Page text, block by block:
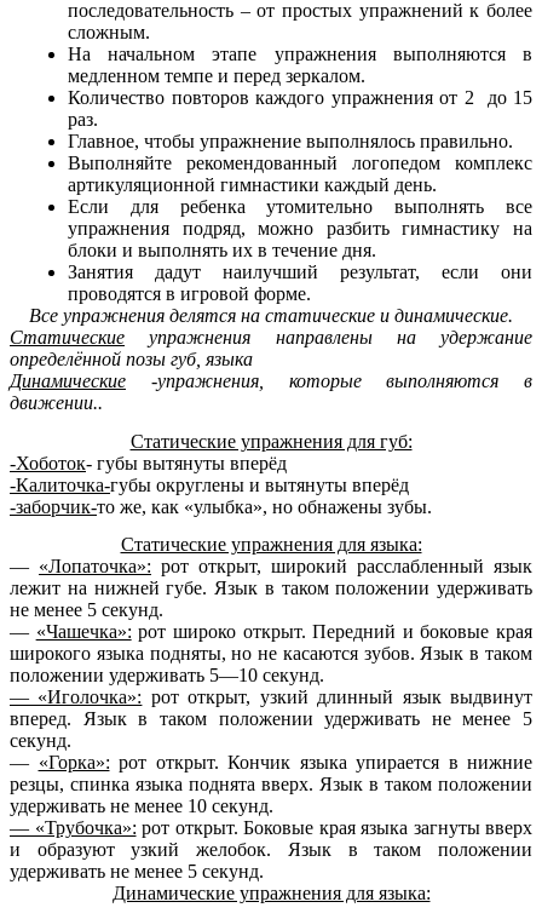
последовательность – от простых упражнений к более
сложным.
На начальном этапе упражнения выполняются в
медленном темпе и перед зеркалом.
Количество повторов каждого упражнения от 2 до 15
раз.
Главное, чтобы упражнение выполнялось правильно.
Выполняйте рекомендованный логопедом комплекс
артикуляционной гимнастики каждый день.
Если для ребенка утомительно выполнять все
упражнения подряд, можно разбить гимнастику на
блоки и выполнять их в течение дня.
Занятия дадут наилучший результат, если они
проводятся в игровой форме.
Все упражнения делятся на статические и динамические.
Статические упражнения направлены на удержание
определённой позы губ, языка
Динамические -упражнения, которые выполняются в
движении..
Статические упражнения для губ:
-Хоботок- губы вытянуты вперёд
-Калиточка-губы округлены и вытянуты вперёд
-заборчик-то же, как «улыбка», но обнажены зубы.
Статические упражнения для языка:
— «Лопаточка»: рот открыт, широкий расслабленный язык
лежит на нижней губе. Язык в таком положении удерживать
не менее 5 секунд.
— «Чашечка»: рот широко открыт. Передний и боковые края
широкого языка подняты, но не касаются зубов. Язык в таком
положении удерживать 5—10 секунд.
— «Иголочка»: рот открыт, узкий длинный язык выдвинут
вперед. Язык в таком положении удерживать не менее 5
секунд.
— «Горка»: рот открыт. Кончик языка упирается в нижние
резцы, спинка языка поднята вверх. Язык в таком положении
удерживать не менее 10 секунд.
— «Трубочка»: рот открыт. Боковые края языка загнуты вверх
и образуют узкий желобок. Язык в таком положении
удерживать не менее 5 секунд.
Динамические упражнения для языка: